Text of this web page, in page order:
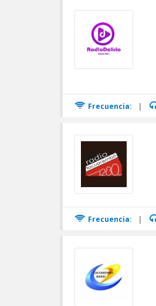
Frecuencia: |
Frecuencia: |